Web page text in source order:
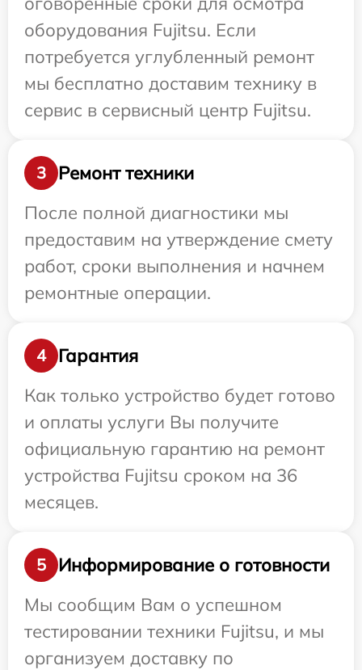
оборудования Fujitsu. Если
потребуется углубленный ремонт
мы бесплатно доставим технику в
сервис в сервисный центр Fujitsu.
3
Ремонт техники
После полной диагностики мы
предоставим на утверждение смету
работ, сроки выполнения и начнем
ремонтные операции.
4
Гарантия
Как только устройство будет готово
и оплаты услуги Вы получите
официальную гарантию на ремонт
устройства Fujitsu сроком на 36
месяцев.
5
Информирование о готовности
Мы сообщим Вам о успешном
тестировании техники Fujitsu, и мы
организуем доставку по